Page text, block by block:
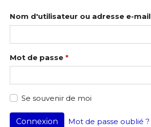
Nom d'utilisateur ou adresse e-mail
Mot de passe *
Se souvenir de moi
Connexion Mot de passe oublié ?